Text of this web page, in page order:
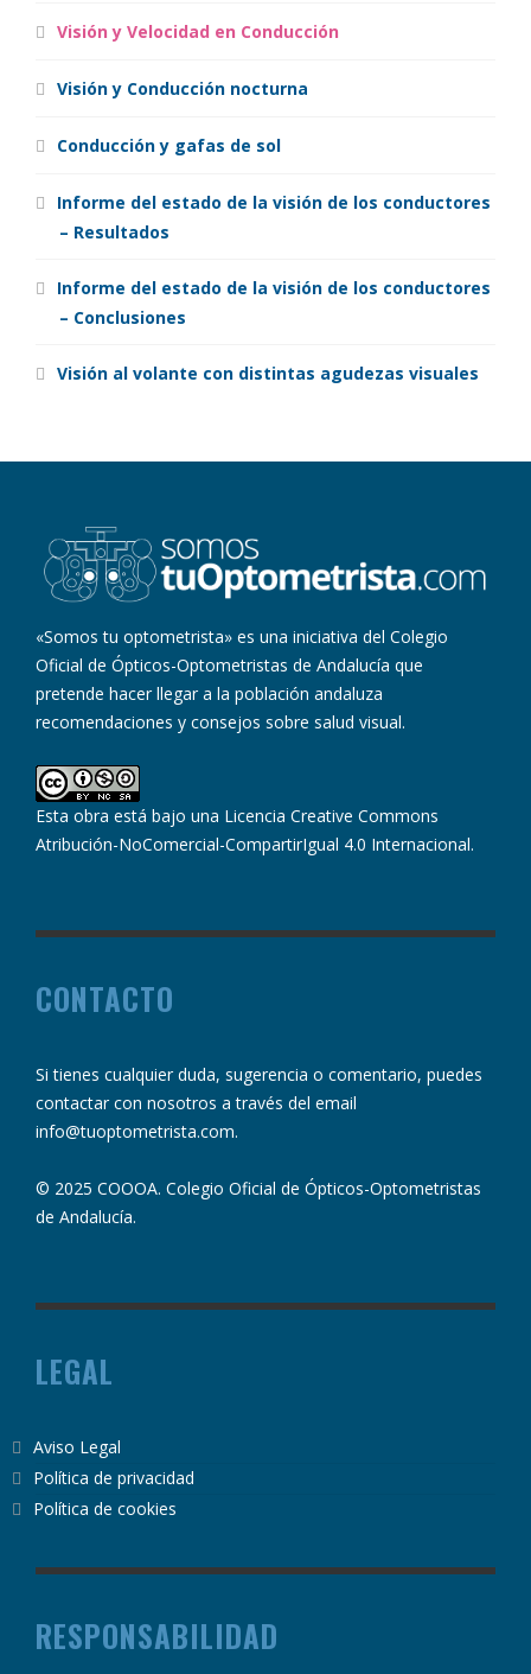
Visión y Velocidad en Conducción
Visión y Conducción nocturna
Conducción y gafas de sol
Informe del estado de la visión de los conductores
– Resultados
Informe del estado de la visión de los conductores
– Conclusiones
Visión al volante con distintas agudezas visuales
«Somos tu optometrista» es una iniciativa del Colegio
Oficial de Ópticos-Optometristas de Andalucía que
pretende hacer llegar a la población andaluza
recomendaciones y consejos sobre salud visual.
Esta obra está bajo una Licencia Creative Commons
Atribución-NoComercial-CompartirIgual 4.0 Internacional.
CONTACTO
Si tienes cualquier duda, sugerencia o comentario, puedes
contactar con nosotros a través del email
info@tuoptometrista.com.
© 2025 COOOA. Colegio Oficial de Ópticos-Optometristas
de Andalucía.
LEGAL
Aviso Legal
Política de privacidad
Política de cookies
RESPONSABILIDAD